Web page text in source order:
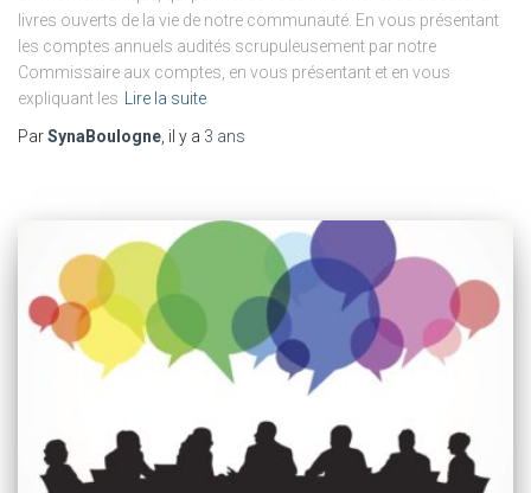
livres ouverts de la vie de notre communauté. En vous présentant
les comptes annuels audités scrupuleusement par notre
Commissaire aux comptes, en vous présentant et en vous
expliquant les Lire la suite
ParSynaBoulogne, il y a 3 ans